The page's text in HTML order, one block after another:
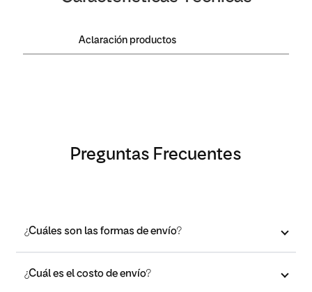
Aclaración productos
Preguntas Frecuentes
¿Cuáles son las formas de envío?
¿Cuál es el costo de envío?